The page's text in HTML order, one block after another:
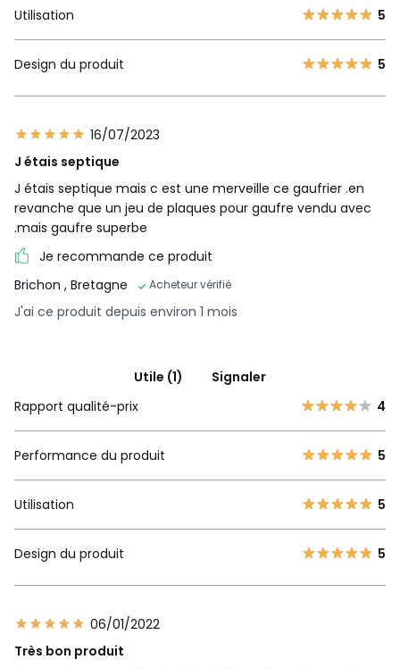
Utilisation 5
Design du produit 5
16/07/2023
J étais septique
J étais septique mais c est une merveille ce gaufrier .en
revanche que un jeu de plaques pour gaufre vendu avec
.mais gaufre superbe
Je recommande ce produit
Brichon , Bretagne Acheteur vérifié
J'ai ce produit depuis environ 1 mois
Utile (1)
Signaler
Rapport qualité-prix
4
Performance du produit 5
Utilisation 5
Design du produit 5
06/01/2022
Très bon produit